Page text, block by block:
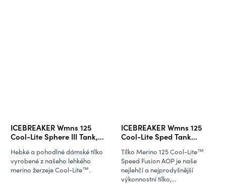
ICEBREAKER Wmns 125
Cool-Lite Sphere III Tank,
Hebké a pohodlné dámské tílko
vyrobené z našeho lehkého
merino žerzeje Cool-Lite™.
ICEBREAKER Wmns 125
Cool-Lite Sped Tank
Tílko Merino 125 Cool-Lite™
Speed Fusion AOP je naše
nejlehčí a nejprodyšnější
výkonnostní tílko,...